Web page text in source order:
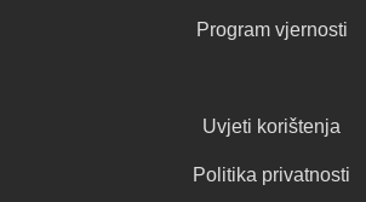
Program vjernosti
Uvjeti korištenja
Politika privatnosti